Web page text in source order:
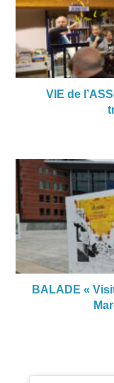
VIE de
BALADE «